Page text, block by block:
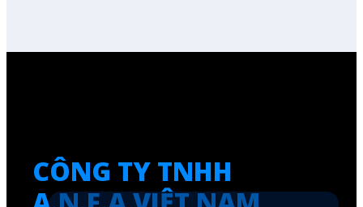
A.N.F.A VIỆT NAM
đăng ký doanh nghiệp do Sở
Kế hoạch và Đầu tư TP Hồ Chí